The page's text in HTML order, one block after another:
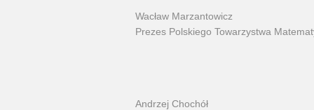
Wacław Marzantowicz
Prezes Polskiego Towarzystwa
Andrzej Chochół